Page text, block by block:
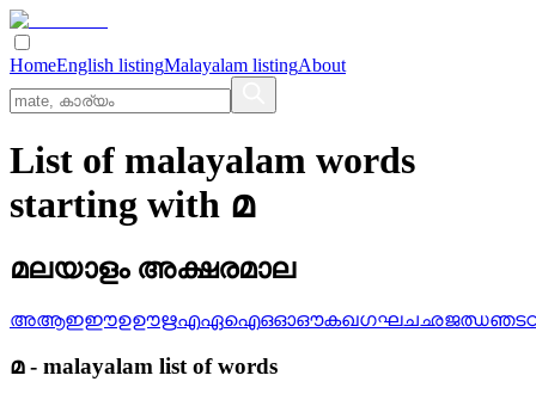
HomeEnglish listingMalayalam listingAbout
List of malayalam words
starting with മ
മലയാളം അക്ഷരമാല
അആഇഈഉഊഋഎഏഐഒഓഔകഖഗഘചഛജഝഞട
മ- malayalam list of words